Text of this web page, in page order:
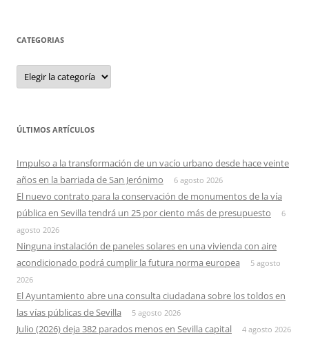
CATEGORIAS
Categorias
ÚLTIMOS ARTÍCULOS
Impulso a la transformación de un vacío urbano desde hace veinte
años en la barriada de San Jerónimo
6 agosto 2026
El nuevo contrato para la conservación de monumentos de la vía
pública en Sevilla tendrá un 25 por ciento más de presupuesto
6
agosto 2026
Ninguna instalación de paneles solares en una vivienda con aire
acondicionado podrá cumplir la futura norma europea
5 agosto
2026
El Ayuntamiento abre una consulta ciudadana sobre los toldos en
las vías públicas de Sevilla
5 agosto 2026
Julio (2026) deja 382 parados menos en Sevilla capital 4 agosto 2026